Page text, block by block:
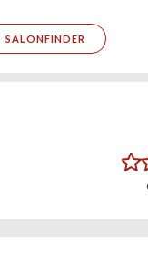
SALONFINDER